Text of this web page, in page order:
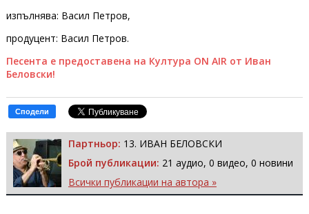
изпълнява: Васил Петров,
продуцент: Васил Петров.
Песента е предоставена на Култура ON AIR от Иван
Беловски!
Сподели
Партньор: 13. ИВАН БЕЛОВСКИ
Брой публикации: 21 аудио, 0 видео, 0 новини
Всички публикации на автора »